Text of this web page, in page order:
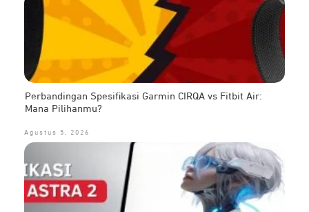
Perbandingan Spesifikasi Garmin CIRQA vs Fitbit Air:
Mana Pilihanmu?
Agustus 5, 2026